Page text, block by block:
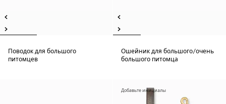
Поводок для большого
питомцев
Ошейник для большого/очень
большого питомца
Добавьте инициалы